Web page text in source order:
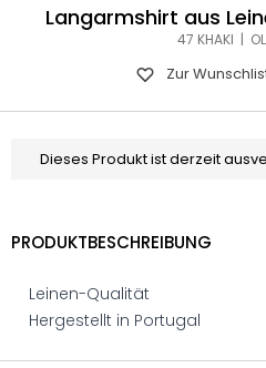
Langarmshirt aus
47 KHAKI |
Zur
Dieses Produkt ist derzeit
PRODUKTBESCHREIBUNG
Leinen-Qualität
Hergestellt in Portugal